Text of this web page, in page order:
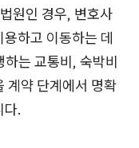
원인 경우, 변호사
하고 이동하는 데
는 교통비, 숙박비
계약 단계에서 명확
다.